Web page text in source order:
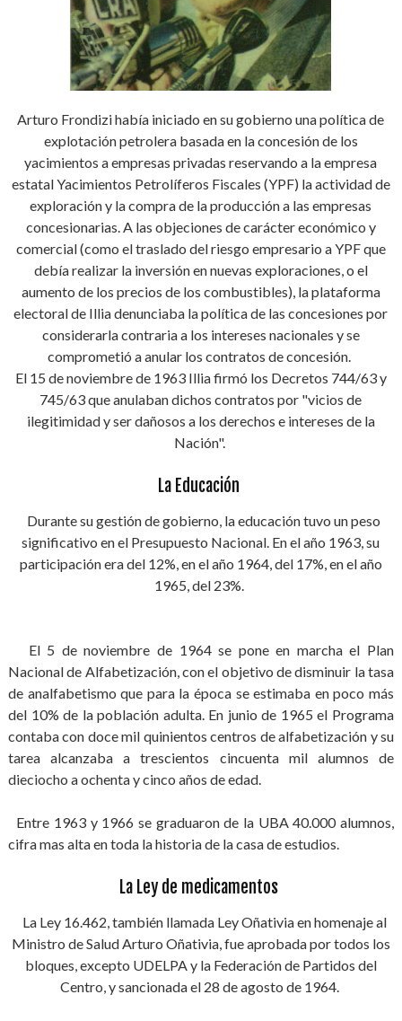
Arturo Frondizi había iniciado en su gobierno una política de
explotación petrolera basada en la concesión de los
yacimientos a empresas privadas reservando a la empresa
estatal Yacimientos Petrolíferos Fiscales (YPF) la actividad de
exploración y la compra de la producción a las empresas
concesionarias. A las objeciones de carácter económico y
comercial (como el traslado del riesgo empresario a YPF que
debía realizar la inversión en nuevas exploraciones, o el
aumento de los precios de los combustibles), la plataforma
electoral de Illia denunciaba la política de las concesiones por
considerarla contraria a los intereses nacionales y se
comprometió a anular los contratos de concesión.
El 15 de noviembre de 1963 Illia firmó los Decretos 744/63 y
745/63 que anulaban dichos contratos por "vicios de
ilegitimidad y ser dañosos a los derechos e intereses de la
Nación".
La Educación
Durante su gestión de gobierno, la educación tuvo un peso
significativo en el Presupuesto Nacional. En el año 1963, su
participación era del 12%, en el año 1964, del 17%, en el año
1965, del 23%.
El 5 de noviembre de 1964 se pone en marcha el Plan
Nacional de Alfabetización, con el objetivo de disminuir la tasa
de analfabetismo que para la época se estimaba en poco más
del 10% de la población adulta. En junio de 1965 el Programa
contaba con doce mil quinientos centros de alfabetización y su
tarea alcanzaba a trescientos cincuenta mil alumnos de
dieciocho a ochenta y cinco años de edad.
Entre 1963 y 1966 se graduaron de la UBA 40.000 alumnos,
cifra mas alta en toda la historia de la casa de estudios.
La Ley de medicamentos
La Ley 16.462, también llamada Ley Oñativia en homenaje al
Ministro de Salud Arturo Oñativia, fue aprobada por todos los
bloques, excepto UDELPA y la Federación de Partidos del
Centro, y sancionada el 28 de agosto de 1964.